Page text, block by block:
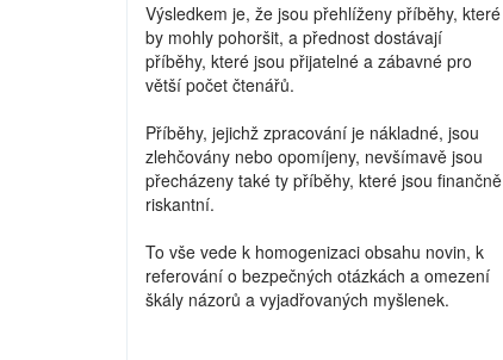
Výsledkem je, že jsou přehlíženy příběhy, které
by mohly pohoršit, a přednost dostávají
příběhy, které jsou přijatelné a zábavné pro
větší počet čtenářů.
Příběhy, jejichž zpracování je nákladné, jsou
zlehčovány nebo opomíjeny, nevšímavě jsou
přecházeny také ty příběhy, které jsou finančně
riskantní.
To vše vede k homogenizaci obsahu novin, k
referování o bezpečných otázkách a omezení
škály názorů a vyjadřovaných myšlenek.